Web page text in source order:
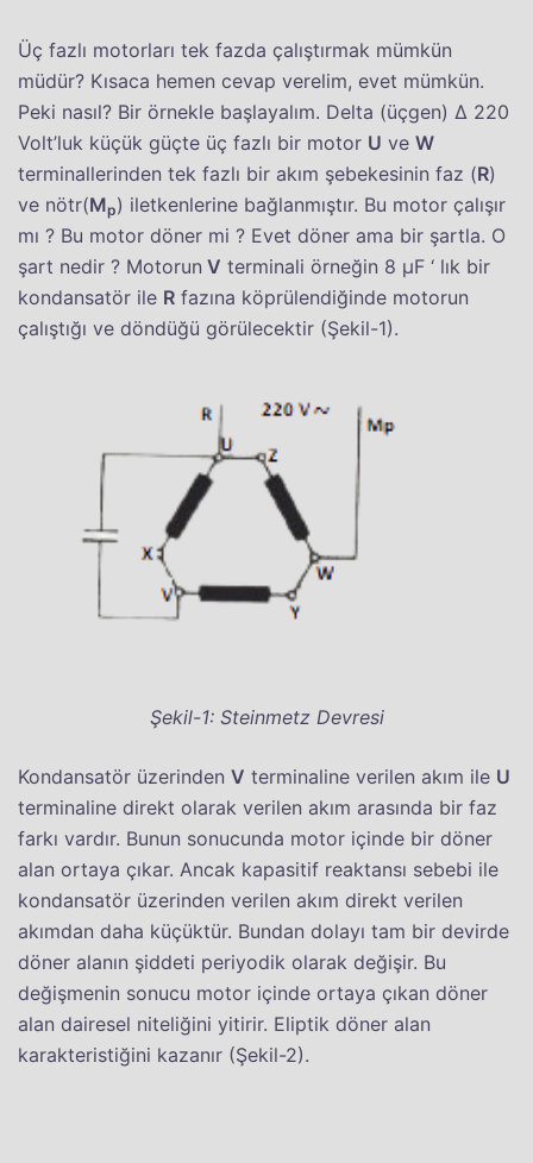
Üç fazlı motorları tek fazda çalıştırmak mümkün
müdür? Kısaca hemen cevap verelim, evet mümkün.
Peki nasıl? Bir örnekle başlayalım. Delta (üçgen) ∆ 220
Volt’luk küçük güçte üç fazlı bir motor U ve W
terminallerinden tek fazlı bir akım şebekesinin faz (R)
ve nötr(Mp) iletkenlerine bağlanmıştır. Bu motor çalışır
mı ? Bu motor döner mi ? Evet döner ama bir şartla. O
şart nedir ? Motorun V terminali örneğin 8 µF ‘ lık bir
kondansatör ile R fazına köprülendiğinde motorun
çalıştığı ve döndüğü görülecektir (Şekil-1).
Şekil-1: Steinmetz Devresi
Kondansatör üzerinden V terminaline verilen akım ile U
terminaline direkt olarak verilen akım arasında bir faz
farkı vardır. Bunun sonucunda motor içinde bir döner
alan ortaya çıkar. Ancak kapasitif reaktansı sebebi ile
kondansatör üzerinden verilen akım direkt verilen
akımdan daha küçüktür. Bundan dolayı tam bir devirde
döner alanın şiddeti periyodik olarak değişir. Bu
değişmenin sonucu motor içinde ortaya çıkan döner
alan dairesel niteliğini yitirir. Eliptik döner alan
karakteristiğini kazanır (Şekil-2).